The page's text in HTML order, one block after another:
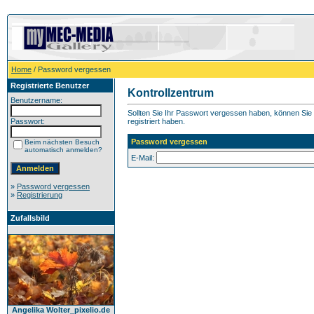
Home / Password vergessen
Registrierte Benutzer
Benutzername:
Passwort:
Beim nächsten Besuch
automatisch anmelden?
» Password vergessen
» Registrierung
Zufallsbild
Angelika Wolter_pixelio.de
Kontrollzentrum
Sollten Sie Ihr Passwort vergessen haben, können
registriert haben.
Password vergessen
E-Mail: